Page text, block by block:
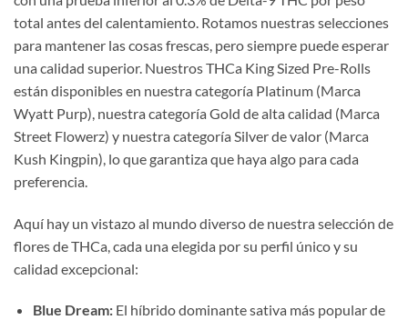
total antes del calentamiento. Rotamos nuestras selecciones
para mantener las cosas frescas, pero siempre puede esperar
una calidad superior. Nuestros THCa King Sized Pre-Rolls
están disponibles en nuestra categoría Platinum (Marca
Wyatt Purp), nuestra categoría Gold de alta calidad (Marca
Street Flowerz) y nuestra categoría Silver de valor (Marca
Kush Kingpin), lo que garantiza que haya algo para cada
preferencia.
Aquí hay un vistazo al mundo diverso de nuestra selección de
flores de THCa, cada una elegida por su perfil único y su
calidad excepcional:
Blue Dream:El híbrido dominante sativa más popular de